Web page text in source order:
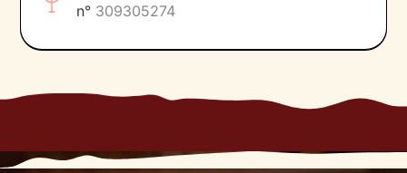
n° 309305274